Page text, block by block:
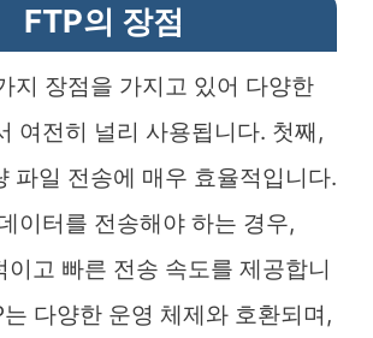
FTP의 장점
지 장점을 가지고 있어 다양한
여전히 널리 사용됩니다. 첫째,
파일 전송에 매우 효율적입니다.
이터를 전송해야 하는 경우,
이고 빠른 전송 속도를 제공합니
다양한 운영 체제와 호환되며,